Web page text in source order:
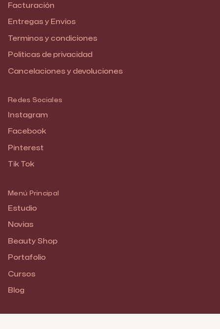
Facturación
Entregas y Envios
Terminos y condiciones
Politicas de privacidad
Cancelaciones y devoluciones
Redes Sociales
Instagram
Facebook
Pinterest
Tik Tok
Menú Principal
Estudio
Novias
Beauty Shop
Portafolio
Cursos
Blog